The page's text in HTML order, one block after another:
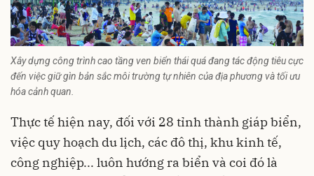
Xây dựng công trình cao tầng ven biển thái quá đang tác động tiêu cực
đến việc giữ gìn bản sắc môi trường tự nhiên của địa phương và tối ưu
hóa cảnh quan.
Thực tế hiện nay, đối với 28 tỉnh thành giáp biển,
việc quy hoạch du lịch, các đô thị, khu kinh tế,
công nghiệp... luôn hướng ra biển và coi đó là